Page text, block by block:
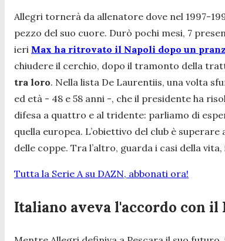
Allegri tornerà da allenatore dove nel 1997-
pezzo del suo cuore. Durò pochi mesi, 7
ieri Max ha ritrovato il Napoli dopo un
chiudere il cerchio, dopo il tramonto della
tra loro. Nella lista De Laurentiis, una volta
ed età - 48 e 58 anni -, che il presidente ha
difesa a quattro e al tridente: parliamo di
quella europea. L’obiettivo del club è
delle coppe. Tra l’altro, guarda i casi della
Tutta la Serie A su DAZN, abbonati ora!
Italiano aveva l'accordo con il